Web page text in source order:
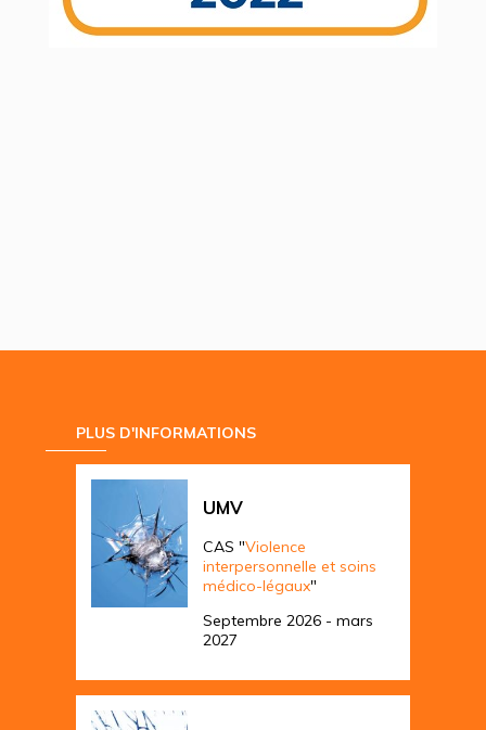
PLUS D'INFORMATIONS
UMV
CAS "Violence
interpersonnelle et soins
médico-légaux"
Septembre 2026 - mars
2027